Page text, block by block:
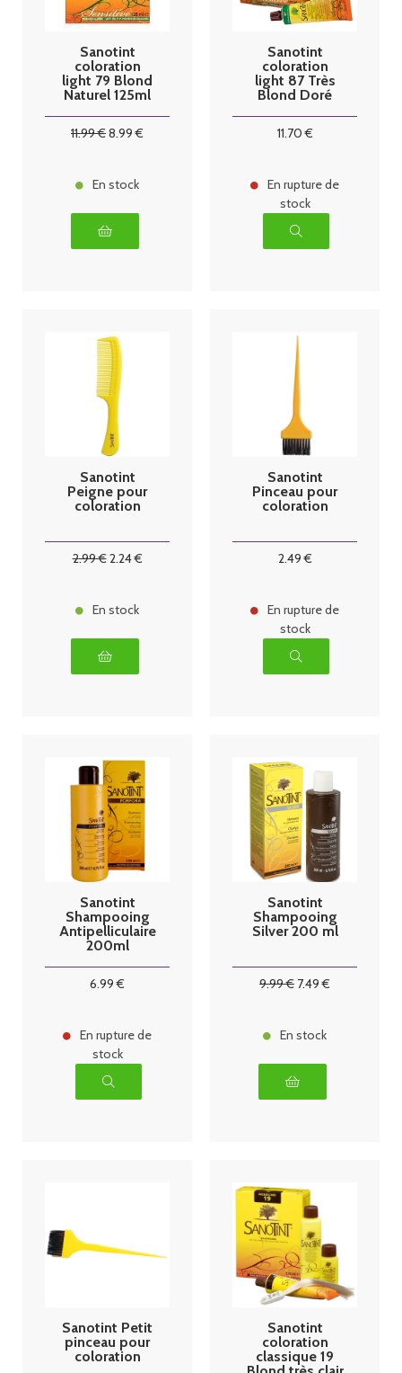
Sanotint
coloration
light 79 Blond
Naturel 125ml
11.99€8.99 €
En stock
Sanotint
coloration
light 87 Très
Blond Doré
11.70€
En rupture de
stock
Sanotint
Peigne pour
coloration
2.99€2.24€
En stock
Sanotint
Pinceau pour
coloration
2.49€
En rupture de
stock
Sanotint
Shampooing
Antipelliculaire
200ml
6.99 €
En rupture de
stock
Sanotint
Shampooing
Silver 200 ml
9.99€ 7.49 €
En stock
Sanotint Petit
pinceau pour
coloration
Sanotint
coloration
classique 19